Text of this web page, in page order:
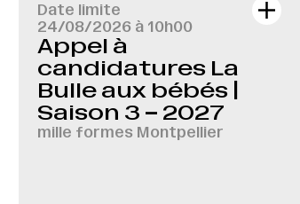
Date limite
24/08/2026 à 10h00
Appel à
candidatures La
Bulle aux bébés |
Saison 3 – 2027
mille formes Montpellier